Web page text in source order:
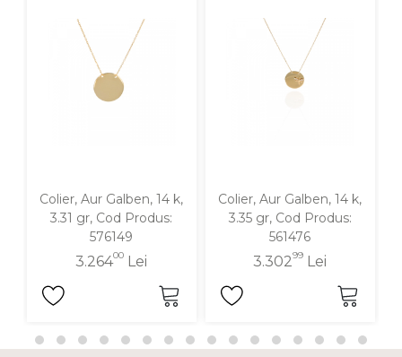
Cu pietre
Colier, Aur Galben, 14 k,
3.31 gr, Cod Produs:
576149
3.26400 Lei
Colier, Aur Galben, 14 k,
3.35 gr, Cod Produs:
561476
3.30299 Lei